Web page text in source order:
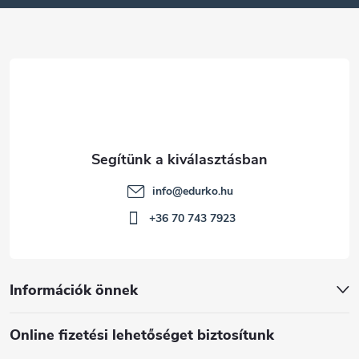
é
Információk önnek
Online fizetési lehetőséget biztosítunk
info@edurko.hu
+36 70 743 7923